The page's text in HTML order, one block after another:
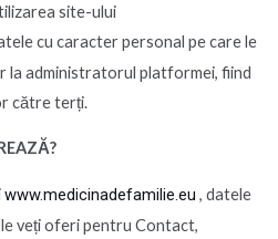
site-ului
cu caracter personal pe care le
la administratorul platformei, fiind
către terți.
www.medicinadefamilie.eu , datele
veți oferi pentru Contact,